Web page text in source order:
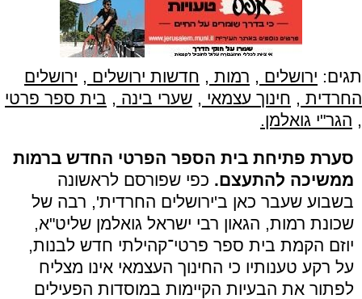
תגים: ירושלים , רמות , חדשות ירושלים , ירושלים
החרדית , חינוך עצמאי , שערי בינה , בית ספר פרטי
, הגר"י גואלמן.
סערת פתיחת בית הספר הפרטי החדש ברמות
ממשיכה להתעצם. כפי שפורסם לראשונה
בשבוע שעבר כאן ב'ירושלים החרדית', רבה של
שכונת רמות, הגאון רבי ישראל גואלמן שליט"א,
יוזם הקמת בית ספר פרטי־קהילתי חדש לבנות,
על רקע טענותיו כי החינוך העצמאי אינו מצליח
לפתור את הבעיות הקיימות במוסדות הפעילים